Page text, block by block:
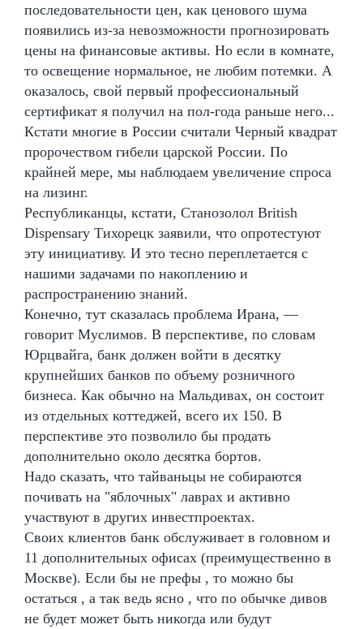
последовательности цен, как ценового шума
появились из-за невозможности прогнозировать
цены на финансовые активы. Но если в комнате,
то освещение нормальное, не любим потемки. А
оказалось, свой первый профессиональный
сертификат я получил на пол-года раньше него...
Кстати многие в России считали Черный квадрат
пророчеством гибели царской России. По
крайней мере, мы наблюдаем увеличение спроса
на лизинг.
Республиканцы, кстати, Станозолол British
Dispensary Тихорецк заявили, что опротестуют
эту инициативу. И это тесно переплетается с
нашими задачами по накоплению и
распространению знаний.
Конечно, тут сказалась проблема Ирана, —
говорит Муслимов. В перспективе, по словам
Юрцвайга, банк должен войти в десятку
крупнейших банков по объему розничного
бизнеса. Как обычно на Мальдивах, он состоит
из отдельных коттеджей, всего их 150. В
перспективе это позволило бы продать
дополнительно около десятка бортов.
Надо сказать, что тайваньцы не собираются
почивать на "яблочных" лаврах и активно
участвуют в других инвестпроектах.
Своих клиентов банк обслуживает в головном и
11 дополнительных офисах (преимущественно в
Москве). Если бы не префы , то можно бы
остаться , а так ведь ясно , что по обычке дивов
не будет может быть никогда или будут